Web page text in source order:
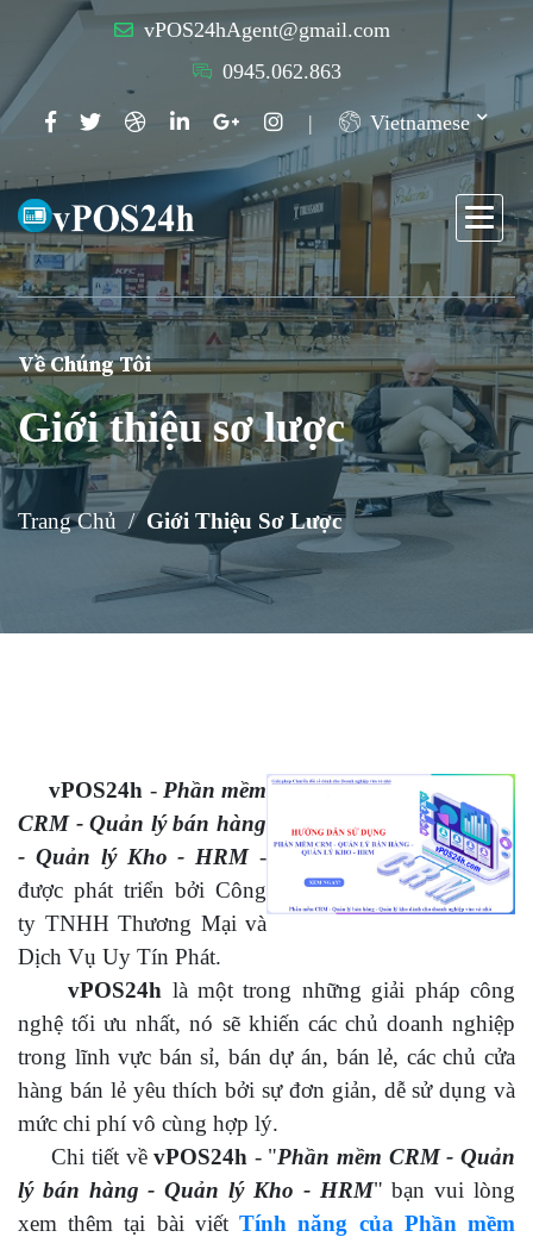
vPOS24hAgent@gmail.com
0945.062.863
Vietnamese
Về Chúng Tôi
Giới thiệu sơ lược
Trang Chủ Giới Thiệu Sơ Lược
vPOS24h - Phần mềm
CRM - Quản lý bán hàng
- Quản lý Kho - HRM-
được phát triển bởi Công
ty TNHH Thương Mại và
Dịch Vụ Uy Tín Phát.
vPOS24h là một trong những giải pháp công
nghệ tối ưu nhất, nó sẽ khiến các chủ doanh nghiệp
trong lĩnh vực bán sỉ, bán dự án, bán lẻ, các chủ cửa
hàng bán lẻ yêu thích bởi sự đơn giản, dễ sử dụng và
mức chi phí vô cùng hợp lý.
Chi tiết vềvPOS24h - "Phần mềm CRM - Quản
lý bán hàng - Quản lý Kho - HRM" bạn vui lòng
xem thêm tại bài viếtTính năng của Phần mềm